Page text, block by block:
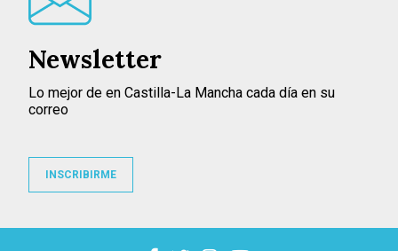
Newsletter
Lo mejor de en Castilla-La Mancha cada día en su
correo
INSCRIBIRME